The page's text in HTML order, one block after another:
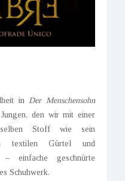
inDer Menschensohn
den wir mit einer
Stoff wie sein
textilen Gürtel und
einfache geschnürte
Schuhwerk.